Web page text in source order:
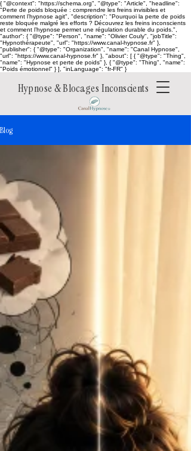
{ "@context": "https://schema.org", "@type": "Article", "headline":
"Perte de poids bloquée : comprendre les freins invisibles et
comment l’hypnose agit", "description": "Pourquoi la perte de poids
reste bloquée malgré les efforts ? Découvrez les freins inconscients
et comment l’hypnose permet une régulation durable du poids.",
"author": { "@type": "Person", "name": "Olivier Couly", "jobTitle":
"Hypnothérapeute", "url": "https://www.canal-hypnose.fr" },
"publisher": { "@type": "Organization", "name": "Canal Hypnose",
"url": "https://www.canal-hypnose.fr" }, "about": [ { "@type": "Thing",
"name": "Hypnose et perte de poids" }, { "@type": "Thing", "name":
"Poids émotionnel" } ], "inLanguage": "fr-FR" }
Hypnose & Blocages Inconscients
Blog